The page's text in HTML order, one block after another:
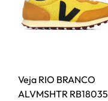
Veja RIO BRANCO
ALVMSHTR